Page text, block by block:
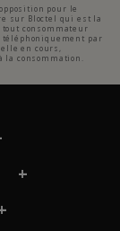
pour le
sur Bloctel qui est la
consommateur
par
en cours,
consommation.